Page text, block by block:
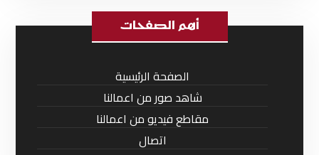
أهم الصفحات
الصفحة الرئيسية
شاهد صور من اعمالنا
مقاطع فيديو من اعمالنا
اتصال